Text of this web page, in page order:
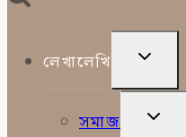
লেখালেখি
TOGGLE
MENU
সমাজ